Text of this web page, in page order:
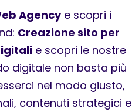
Agencye scopri i
Creazione sito per
e scopri le nostre
digitale non basta più
nel modo giusto,
contenuti strategici e